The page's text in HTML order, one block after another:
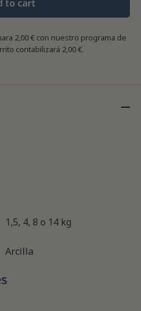
to cart
2,00 € con nuestro programa de
contabilizará 2,00 €.
1,5, 4, 8 o 14 kg
Arcilla